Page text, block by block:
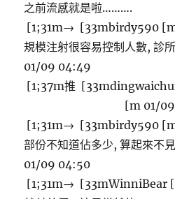
之前流感就是啦……….
[1;31m→ [33mbirdy590 [m
規模注射很容易控制人數, 診
01/09 04:49
[1;37m推
[m 01/09
[1;31m→ [33mbirdy590 [m
部份不知道佔多少, 算起來
01/09 04:50
[1;31m→ [33mWinniBear